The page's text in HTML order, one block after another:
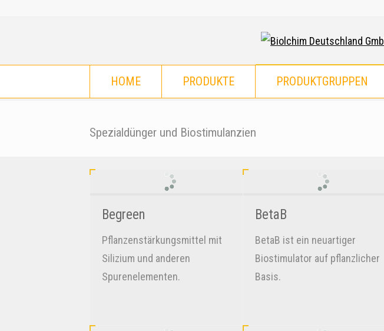
HOME PRODUKTE PRODUKTGRUPPEN
Spezialdünger und Biostimulanzien
Begreen
Pflanzenstärkungsmittel mit
Silizium und anderen
Spurenelementen.
BetaB
BetaB ist ein neuartiger
Biostimulator auf pflanzlicher
Basis.